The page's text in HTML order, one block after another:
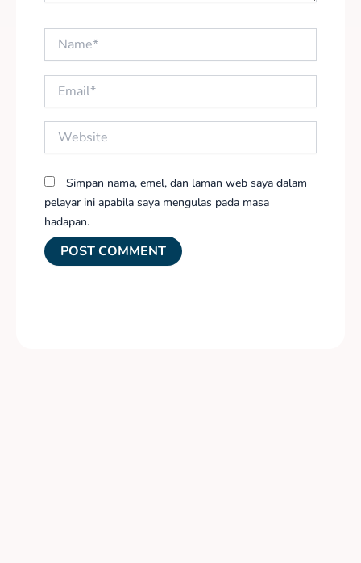
Simpan nama, emel, dan laman web saya dalam
pelayar ini apabila saya mengulas pada masa
hadapan.